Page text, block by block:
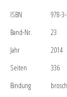
ISBN
978-
Band-Nr.
23
Jahr
2014
Seiten
336
Bindung